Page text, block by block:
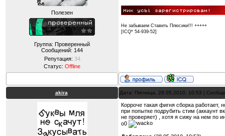
Полезен
Группа: Проверенный
Сообщений: 144
Репутация: 34
Статус: Offline
Не забываем Ставить Плюсики!!! +++++
[ICQ* 54-939-52]
akira Дата: Пятница, 28.05.2010, 10:53 |
Корроче такая фигня сборка работает,
при попытке подрубить стим (аккаунт
не проверяет) , хотя я сижу на нем по
о0